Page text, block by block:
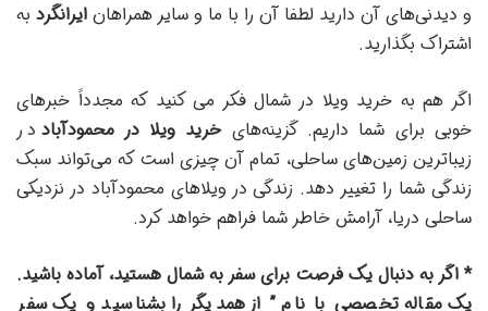
و دیدنی‌های آن دارید لطفا آن را با ما و سایر همراهان ایرانگرد به
اشتراک بگذارید.
اگر هم به خرید ویلا در شمال فکر می کنید که مجدداً خبرهای
خوبی برای شما داریم. گزینه‌هایخرید ویلا در محمودآباددر
زیباترین زمین‌های ساحلی، تمام آن چیزی است که می‌تواند سبک
زندگی شما را تغییر دهد. زندگی در ویلاهای محمودآباد در نزدیکی
ساحلی دریا، آرامش خاطر شما فراهم خواهد کرد.
* اگر به دنبال یک فرصت برای سفر به شمال هستید، آماده باشید.
یک مقاله تخصصی با نام ” از همدیگر را بشناسید و یک سفر